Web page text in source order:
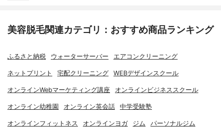
美容脱毛関連カテゴリ：おすすめ商品ランキング
ふるさと納税 ウォーターサーバー エアコンクリーニング
ネットプリント 宅配クリーニング WEBデザインスクール
オンラインWebマーケティング講座 オンラインビジネススクール
オンライン幼稚園 オンライン英会話 中学受験塾
オンラインフィットネス オンラインヨガ ジム パーソナルジム